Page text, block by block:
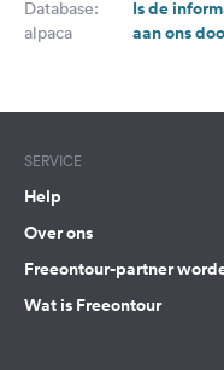
Database:
alpaca
Is de
aan ons
SERVICE
Help
Over ons
Freeontour-partner
Wat is Freeontour